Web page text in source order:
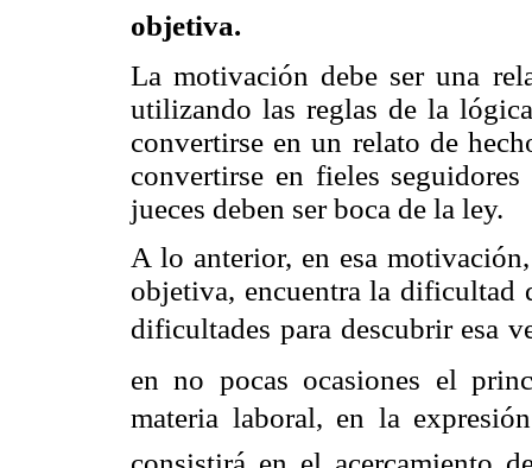
objetiva.
La motivación debe ser una
utilizando las reglas de la
convertirse en un relato de
convertirse en fieles
jueces deben ser boca de la ley.
A lo anterior, en esa
objetiva, encuentra la dificultad
dificultades para descubrir
en no pocas ocasiones el
materia laboral, en la